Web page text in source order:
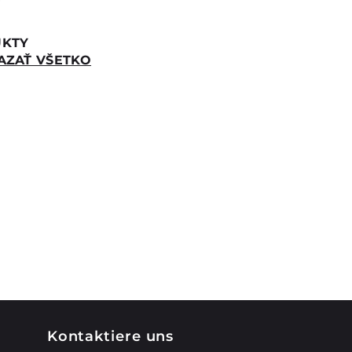
VŠETKO
Kontaktiere uns